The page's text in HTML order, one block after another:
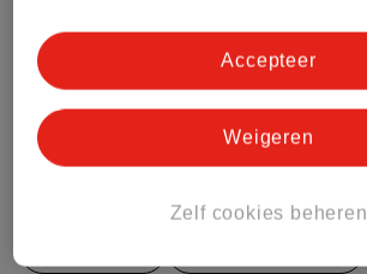
Bestel & Bezorginformatie
Zelf cookies beheren
Weigeren
Accepteer